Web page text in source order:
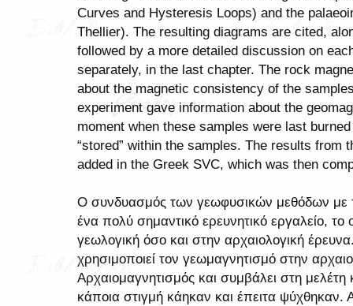
Curves and Hysteresis Loops) and the
Thellier). The resulting diagrams are cited,
followed by a more detailed discussion on
separately, in the last chapter. The rock
about the magnetic consistency of the
experiment gave information about the
moment when these samples were last
“stored” within the samples. The results from
added in the Greek SVC, which was then
Ο συνδυασμός των γεωφυσικών μεθόδων με
ένα πολύ σημαντικό ερευνητικό εργαλείο, το
γεωλογική όσο και στην αρχαιολογική
χρησιμοποιεί τον γεωμαγνητισμό στην
Αρχαιομαγνητισμός και συμβάλει στη
κάποια στιγμή κάηκαν και έπειτα ψύχθηκαν.